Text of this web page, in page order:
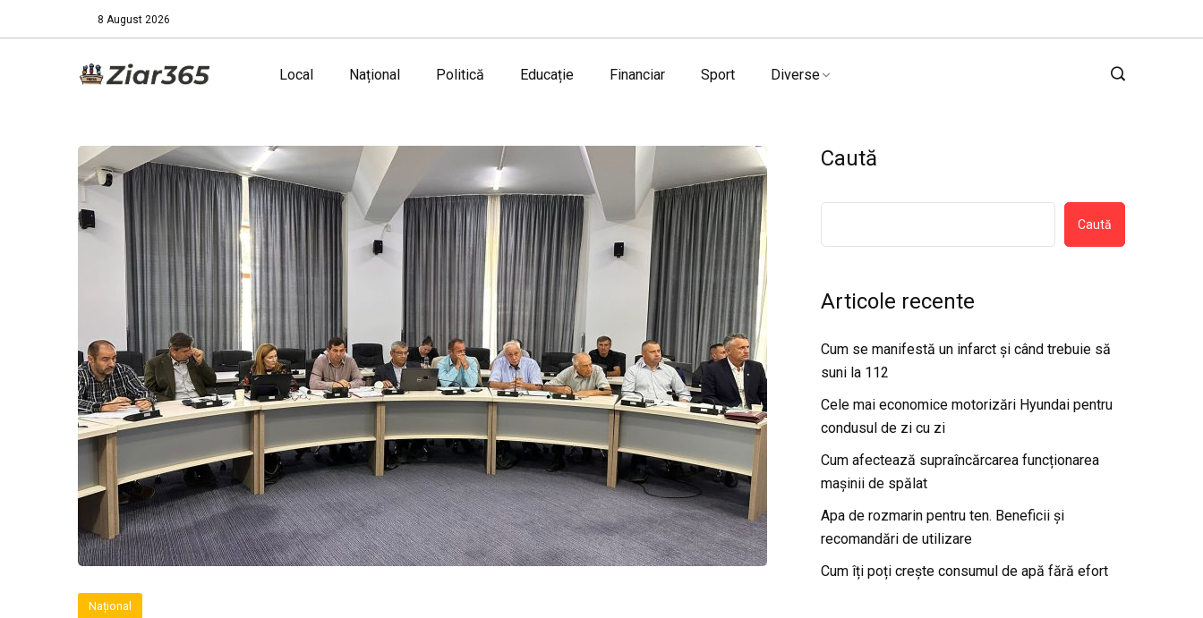
8 August 2026
Local Național Politică Educație Financiar Sport Diverse
Național
Caută
Caută
Articole recente
Cum se manifestă un infarct și când trebuie să
suni la 112
Cele mai economice motorizări Hyundai pentru
condusul de zi cu zi
Cum afectează supraîncărcarea funcționarea
mașinii de spălat
Apa de rozmarin pentru ten. Beneficii și
recomandări de utilizare
Cum îți poți crește consumul de apă fără efort